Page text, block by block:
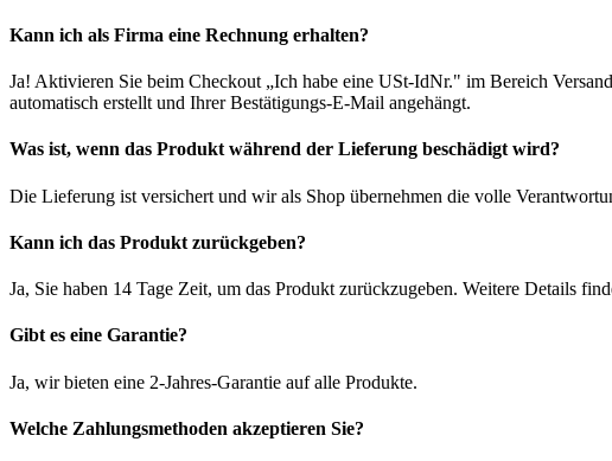
Kann ich als Firma eine Rechnung erhalten?
Ja! Aktivieren Sie beim Checkout „Ich habe eine USt-IdNr." im Bereich
automatisch erstellt und Ihrer Bestätigungs-E-Mail angehängt.
Was ist, wenn das Produkt während der Lieferung beschädigt wird?
Die Lieferung ist versichert und wir als Shop übernehmen die volle
Kann ich das Produkt zurückgeben?
Ja, Sie haben 14 Tage Zeit, um das Produkt zurückzugeben. Weitere Details
Gibt es eine Garantie?
Ja, wir bieten eine 2-Jahres-Garantie auf alle Produkte.
Welche Zahlungsmethoden akzeptieren Sie?